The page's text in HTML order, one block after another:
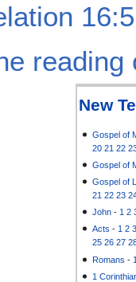
reading
New
Gospel of
20 21 22
Gospel of
Gospel of
21 22 23
John - 1 2
Acts -1 2
25 26 27
Romans -
1